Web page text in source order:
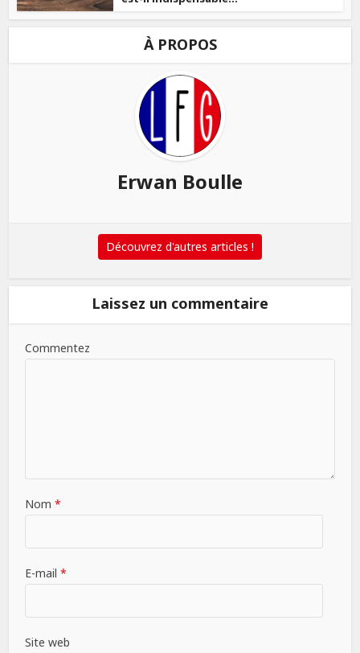
À PROPOS
Erwan Boulle
Découvrez d'autres articles !
Laissez un commentaire
Commentez
Nom*
E-mail*
Site web